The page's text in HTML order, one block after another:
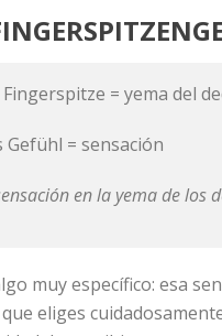
= yema del
Gefühl = sensación
en la yema de los
muy específico: esa
eliges